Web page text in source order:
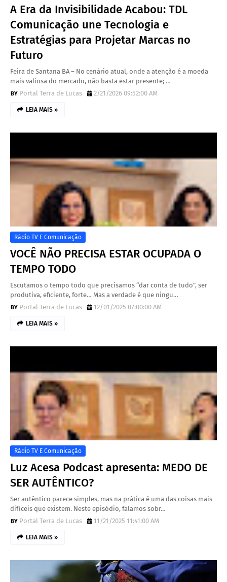
A Era da Invisibilidade Acabou: TDL
Comunicação une Tecnologia e
Estratégias para Projetar Marcas no
Futuro
Feira de Santana BA – No cenário atual, onde a atenção é a moeda
mais valiosa do mercado, não basta estar presente; …
Portal Terra de Lucas
2/21/2026 09:52:00 AM
LEIA MAIS »
Rádio TV E Comunicação
VOCÊ NÃO PRECISA ESTAR OCUPADA O
TEMPO TODO
Escutamos o tempo todo que precisamos “dar conta de tudo”, ser
produtiva, eficiente, forte… Mas a verdade é que ningu…
Portal Terra de Lucas
12/01/2025 07:00:00 AM
LEIA MAIS »
Rádio TV E Comunicação
Luz Acesa Podcast apresenta: MEDO DE
SER AUTÊNTICO?
Ser autêntico parece simples, mas na prática é uma das coisas mais
difíceis que existem. Neste episódio, falamos sobr…
Portal Terra de Lucas
11/21/2025 11:41:00 AM
LEIA MAIS »